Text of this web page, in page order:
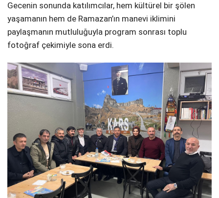
Gecenin sonunda katılımcılar, hem kültürel bir şölen
yaşamanın hem de Ramazan’ın manevi iklimini
paylaşmanın mutluluğuyla program sonrası toplu
fotoğraf çekimiyle sona erdi.